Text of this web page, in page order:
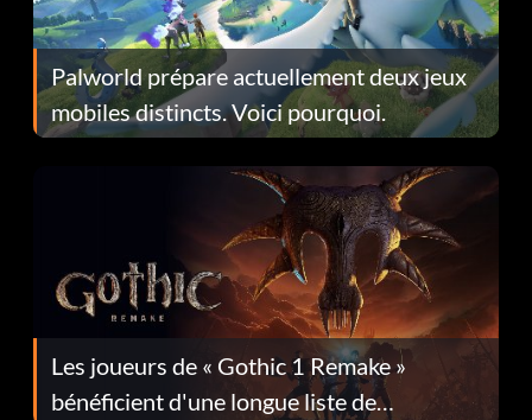
Palworld prépare actuellement deux jeux
mobiles distincts. Voici pourquoi.
Les joueurs de « Gothic 1 Remake »
bénéficient d'une longue liste de